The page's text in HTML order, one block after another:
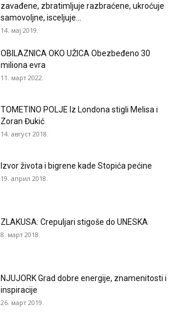
zavađene, zbratimljuje razbraćene, ukroćuje
samovoljne, isceljuje...
14. мај 2019.
OBILAZNICA OKO UŽICA Obezbeđeno 30
miliona evra
11. март 2022.
TOMETINO POLJE Iz Londona stigli Melisa i
Zoran Đukić
14. август 2018.
Izvor života i bigrene kade Stopića pećine
19. април 2018.
ZLAKUSA: Crepuljari stigoše do UNESKA
8. март 2018.
NJUJORK Grad dobre energije, znamenitosti i
inspiracije
26. март 2019.